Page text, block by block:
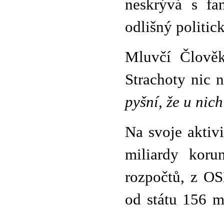
neskrývá s
odlišný
Mluvčí
Strachoty nic
pyšní, že u
Na svoje
miliardy
rozpočtů, z
od státu 156